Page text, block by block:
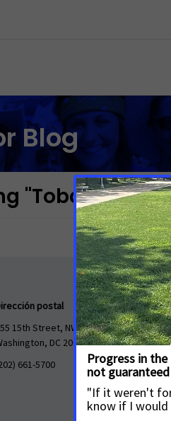
Blog
"Tobacco
postal
15th Street, NW, Suite 503
DC 20005
661-5700